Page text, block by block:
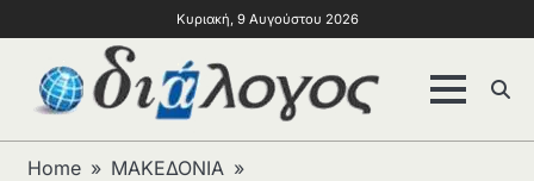
Κυριακή, 9 Αυγούστου 2026
Home
ΜΑΚΕΔΟΝΙΑ